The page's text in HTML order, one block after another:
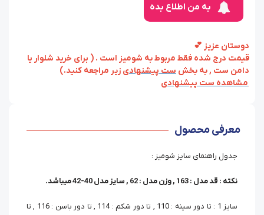
به من اطلاع بده
دوستان عزیز 💕
قیمت درج شده فقط مربوط به شومیز است . ( برای خرید شلوار یا
دامن ست , به بخش ست پیشنهادی زیر مراجعه کنید.)
مشاهده ست پیشنهادی
معرفی محصول
جدول راهنمای سایز شومیز :
نکته : قد مدل : 163 , وزن مدل : 62 , سایز مدل 40-42 میباشد.
سایز 1 : تا دور سینه : 110 , تا دور شکم : 114 , تا دور باسن : 116 , تا